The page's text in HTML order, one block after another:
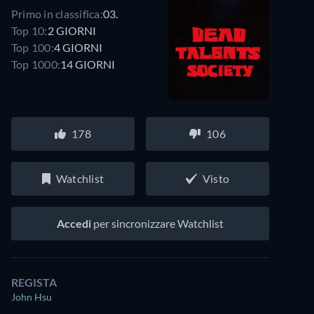
Primo in classifica:03.
Top 10:2 GIORNI
Top 100:4 GIORNI
Top 1000:14 GIORNI
178 106
Watchlist Visto
Accedi per sincronizzare Watchlist
REGISTA
John Hsu